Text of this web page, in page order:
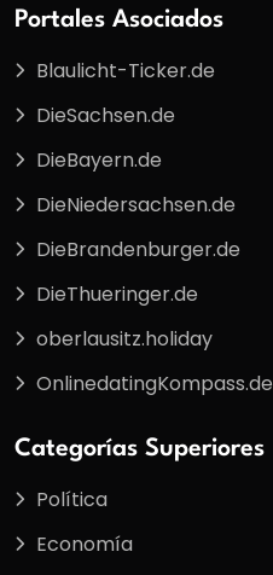
Portales Asociados
Blaulicht-Ticker.de
DieSachsen.de
DieBayern.de
DieNiedersachsen.de
DieBrandenburger.de
DieThueringer.de
oberlausitz.holiday
OnlinedatingKompass.de
Categorías Superiores
Política
Economía